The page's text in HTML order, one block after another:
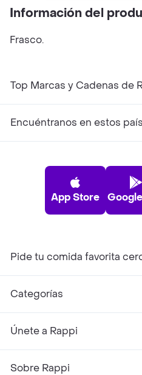
Información del
Frasco.
Top Marcas y Cadenas de
Encuéntranos en estos
App Store
Pide tu comida favorita
Categorías
Únete a Rappi
Sobre Rappi